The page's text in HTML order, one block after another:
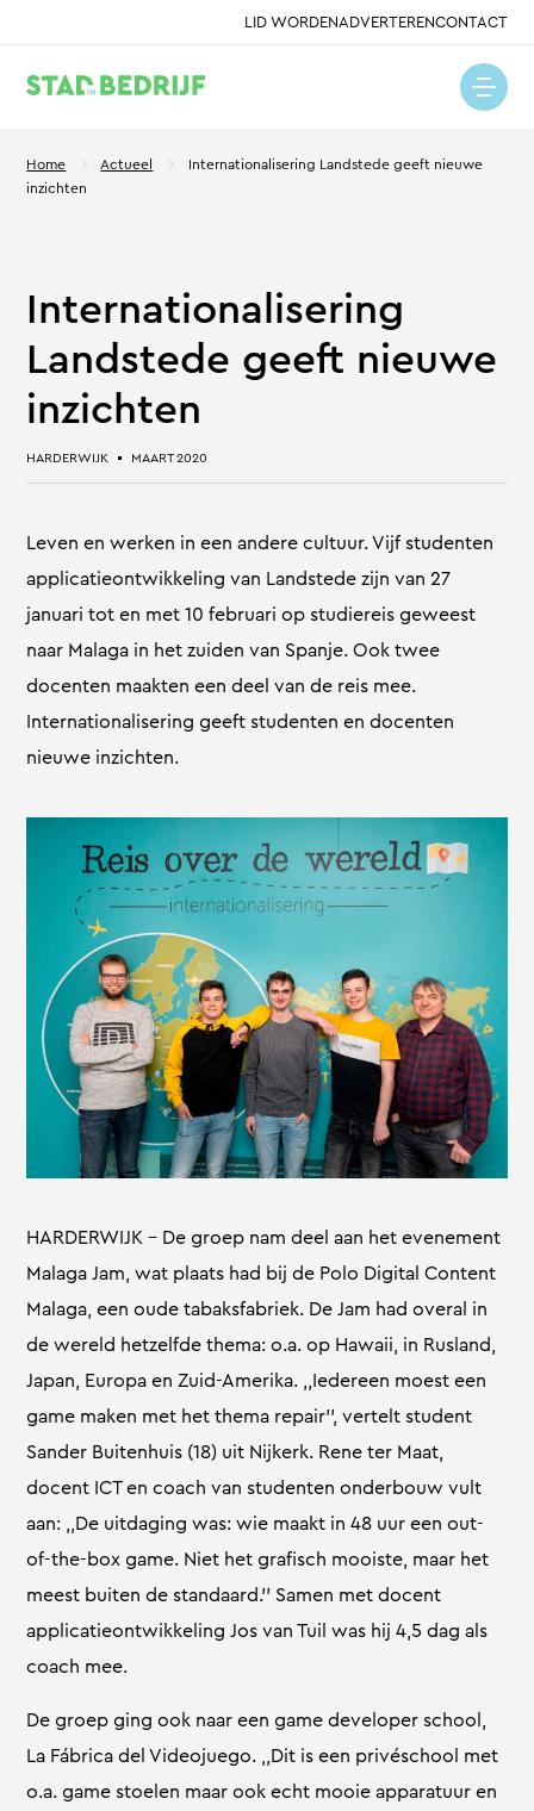
LID WORDENADVERTERENCONTACT
Home Actueel
Internationalisering Landstede geeft nieuwe
inzichten
Internationalisering
Landstede geeft nieuwe
inzichten
HARDERWIJK MAART 2020
Leven en werken in een andere cultuur. Vijf studenten
applicatieontwikkeling van Landstede zijn van 27
januari tot en met 10 februari op studiereis geweest
naar Malaga in het zuiden van Spanje. Ook twee
docenten maakten een deel van de reis mee.
Internationalisering geeft studenten en docenten
nieuwe inzichten.
HARDERWIJK – De groep nam deel aan het evenement
Malaga Jam, wat plaats had bij de Polo Digital Content
Malaga, een oude tabaksfabriek. De Jam had overal in
de wereld hetzelfde thema: o.a. op Hawaii, in Rusland,
Japan, Europa en Zuid-Amerika. ,,Iedereen moest een
game maken met het thema repair’’, vertelt student
Sander Buitenhuis (18) uit Nijkerk. Rene ter Maat,
docent ICT en coach van studenten onderbouw vult
aan: ,,De uitdaging was: wie maakt in 48 uur een out-
of-the-box game. Niet het grafisch mooiste, maar het
meest buiten de standaard.’’ Samen met docent
applicatieontwikkeling Jos van Tuil was hij 4,5 dag als
coach mee.
De groep ging ook naar een game developer school,
La Fábrica del Videojuego. ,,Dit is een privéschool met
o.a. game stoelen maar ook echt mooie apparatuur en